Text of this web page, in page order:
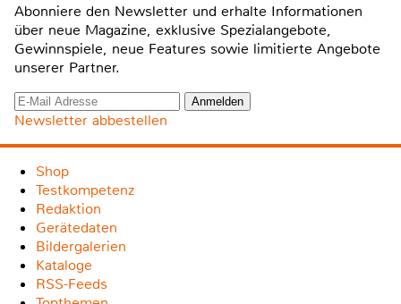
Abonniere den Newsletter und erhalte Informationen
über neue Magazine, exklusive Spezialangebote,
Gewinnspiele, neue Features sowie limitierte Angebote
unserer Partner.
Newsletter abbestellen
Shop
Testkompetenz
Redaktion
Gerätedaten
Bildergalerien
Kataloge
RSS-Feeds